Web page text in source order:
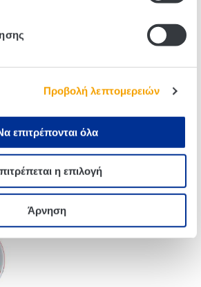
Προβολή λεπτομερειών
επιτρέπονται όλα
η επιλογή
Άρνηση
340g
Tomato Sauce 280g